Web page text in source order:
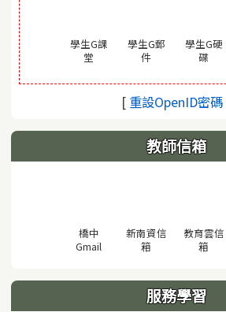
學生G課
堂
學生G郵
件(另開視窗)
學生G硬
碟(另
[ 重設OpenID密碼
教師信箱
橋中
Gmail (另開視窗)
新南資信
箱
教育雲信
箱
服務學習